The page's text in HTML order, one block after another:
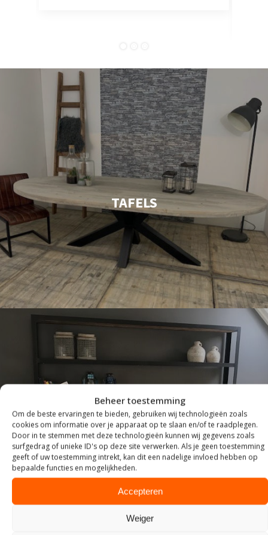
Beheer toestemming
Om de beste ervaringen te bieden, gebruiken wij technologieën zoals
cookies om informatie over je apparaat op te slaan en/of te raadplegen.
Door in te stemmen met deze technologieën kunnen wij gegevens zoals
surfgedrag of unieke ID's op deze site verwerken. Als je geen toestemming
geeft of uw toestemming intrekt, kan dit een nadelige invloed hebben op
bepaalde functies en mogelijkheden.
Accepteren
Weiger
TAFELS
INDUSTRIEEL